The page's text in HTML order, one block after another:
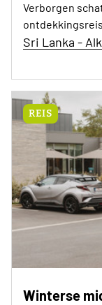
Verborgen
ontdekkingsreis
Sri Lanka -
REIS
Winterse